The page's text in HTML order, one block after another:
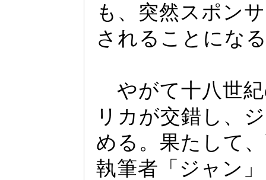
も、突然スポン
されることにな
やがて十八世
リカが交錯し、ジ
める。果たして
執筆者「ジ ャ ン